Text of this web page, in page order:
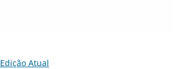
Edição Atual